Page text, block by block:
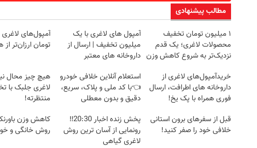
مطالب پیشنهادی
۱ میلیون تومان تخفیف
محصولات لاغری؛ یک قدم
نزدیک‌تر به شروع کاهش وزن
آمپول های لاغری با یک
میلیون تخفیف | ارسال از
داروخانه های معتبر
تومان ارزان‌تر
خریدآمپول‌های لاغری از
داروخانه های اطرافت، ارسال
فوری همراه با پک یخ!
استعلام آنلاین خلافی خودرو
👈با کد ملی و پلاک، سریع،
دقیق و بدون معطلی
هیچ چیز محال
لاغری جلبک با
منتظرته!
قبل از سفرهای برون استانی
خلافی خود را صفر کنید!
پخش زنده اخبار 20:30‼️
رونمایی از آسان ترین روش
لاغری گیاهی
کاهش وزن
روش خانگی و